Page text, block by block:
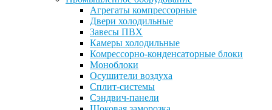
Агрегаты компрессорные
Двери холодильные
Завесы ПВХ
Камеры холодильные
Комрессорно-конденсаторные блоки
Моноблоки
Осушители воздуха
Сплит-системы
Сэндвич-панели